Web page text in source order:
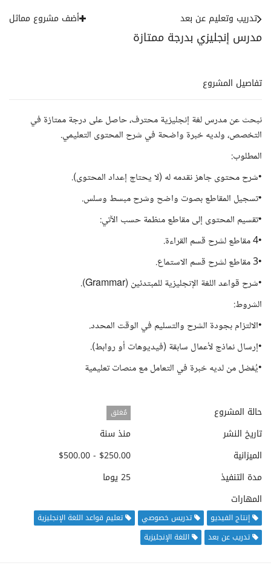
مدرس إنجليزي بدرجة ممتازة
تدريب وتعليم عن بعد أضف مشروع مماثل
تفاصيل المشروع
نبحث عن مدرس لغة إنجليزية محترف، حاصل على درجة ممتازة في
التخصص، ولديه خبرة واضحة في شرح المحتوى التعليمي.
المطلوب:
•شرح محتوى جاهز نقدمه له (لا يحتاج إعداد المحتوى).
•تسجيل المقاطع بصوت واضح وشرح مبسط وسلس.
•تقسيم المحتوى إلى مقاطع منظمة حسب الآتي:
•4 مقاطع لشرح قسم القراءة.
•3 مقاطع لشرح قسم الاستماع.
•شرح قواعد اللغة الإنجليزية للمبتدئين (Grammar).
الشروط:
•الالتزام بجودة الشرح والتسليم في الوقت المحدد.
•إرسال نماذج لأعمال سابقة (فيديوهات أو روابط).
•يُفضل من لديه خبرة في التعامل مع منصات تعليمية
حالة المشروع مُغلق
تاريخ النشر
منذ سنة
الميزانية
$250.00 - $500.00
مدة التنفيذ
25 يوما
المهارات
إنتاج الفيديو تدريس خصوصي
تعليم قواعد اللغة الإنجليزية
تدريب عن بعد
اللغة الإنجليزية